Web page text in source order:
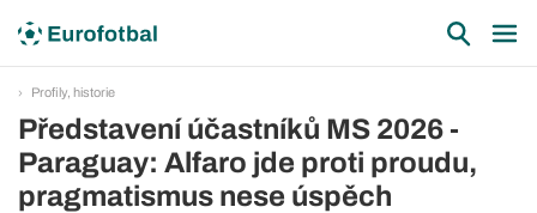
Profily, historie
Představení účastníků MS 2026 -
Paraguay: Alfaro jde proti proudu,
pragmatismus nese úspěch